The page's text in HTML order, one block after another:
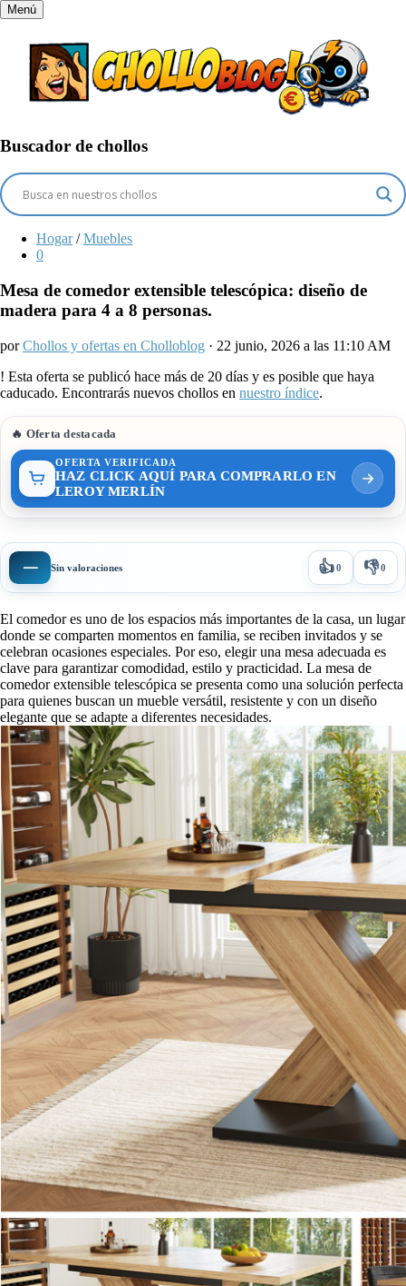
Menú
Buscador de chollos
Hogar / Muebles
0
Mesa de comedor extensible telescópica: diseño de
madera para 4 a 8 personas.
porChollos y ofertas en Cholloblog · 22 junio, 2026 a las 11:10 AM
! Esta oferta se publicó hace más de 20 días y es posible que haya
caducado. Encontrarás nuevos chollos en nuestro índice.
🔥 Oferta destacada
OFERTA VERIFICADA
HAZ CLICK AQUÍ PARA COMPRARLO EN
LEROY MERLÍN
— Sin valoraciones 👍0 👎0
El comedor es uno de los espacios más importantes de la casa, un lugar
donde se comparten momentos en familia, se reciben invitados y se
celebran ocasiones especiales. Por eso, elegir una mesa adecuada es
clave para garantizar comodidad, estilo y practicidad. La mesa de
comedor extensible telescópica se presenta como una solución perfecta
para quienes buscan un mueble versátil, resistente y con un diseño
elegante que se adapte a diferentes necesidades.